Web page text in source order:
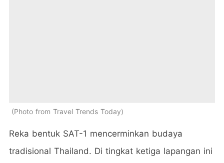
Photo from Travel Trends Today
Reka bentuk SAT-1 mencerminkan budaya
tradisional Thailand. Di tingkat ketiga lapangan ini